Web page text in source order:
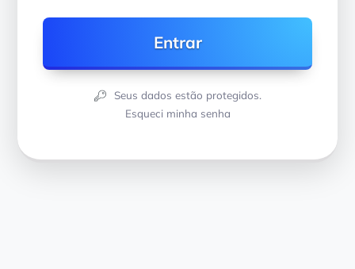
Seus dados estão protegidos.
Esqueci minha senha